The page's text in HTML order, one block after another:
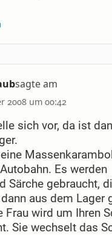
sagte am
2008 um 00:42
sich vor, da ist
Es werden
Särche gebraucht,
aus dem Lager
Frau wird um Ihren
Sie wechselt das